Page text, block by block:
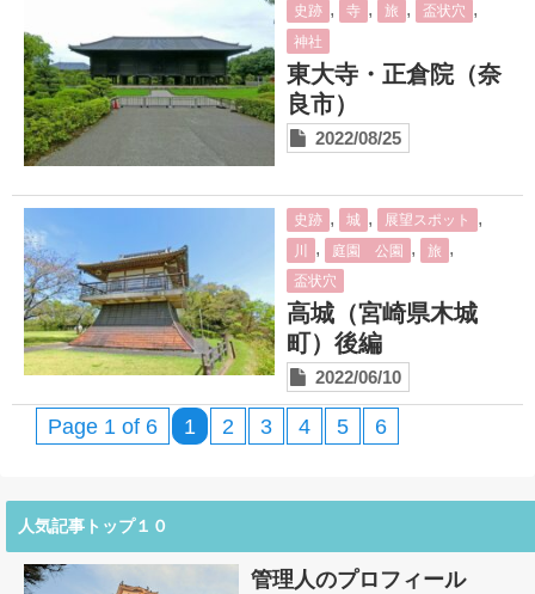
史跡 , 寺 , 旅 , 盃状穴 ,
神社
東大寺・正倉院（奈
良市）
2022/08/25
史跡 , 城 , 展望スポット ,
川 , 庭園 公園 , 旅 ,
盃状穴
高城（宮崎県木城
町）後編
2022/06/10
Page 1 of 6 1 2 3 4 5 6
人気記事トップ１０
管理人のプロフィール